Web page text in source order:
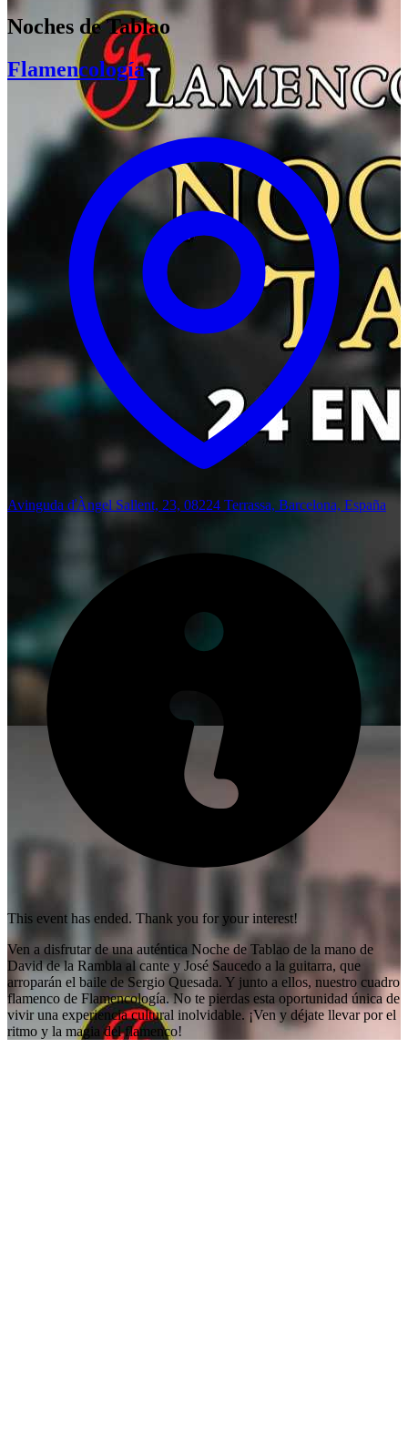
Noches de Tablao
Flamencología
Avinguda ďÀngel Sallent, 23, 08224 Terrassa, Barcelona, España
This event has ended. Thank you for your interest!
Ven a disfrutar de una auténtica Noche de Tablao de la mano de
David de la Rambla al cante y José Saucedo a la guitarra, que
arroparán el baile de Sergio Quesada. Y junto a ellos, nuestro cuadro
flamenco de Flamencología. No te pierdas esta oportunidad única de
vivir una experiencia cultural inolvidable. ¡Ven y déjate llevar por el
ritmo y la magia del flamenco!